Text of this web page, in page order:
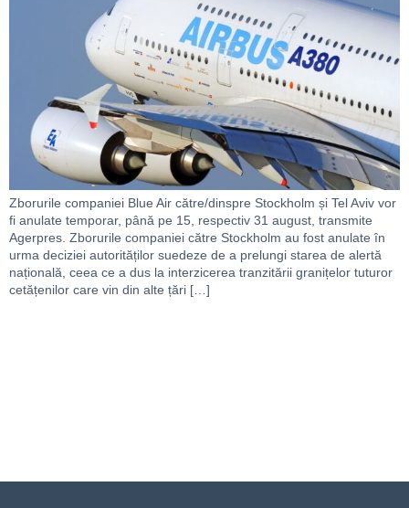
Zborurile companiei Blue Air către/dinspre Stockholm și Tel Aviv vor
fi anulate temporar, până pe 15, respectiv 31 august, transmite
Agerpres. Zborurile companiei către Stockholm au fost anulate în
urma deciziei autorităților suedeze de a prelungi starea de alertă
națională, ceea ce a dus la interzicerea tranzitării granițelor tuturor
cetățenilor care vin din alte țări […]